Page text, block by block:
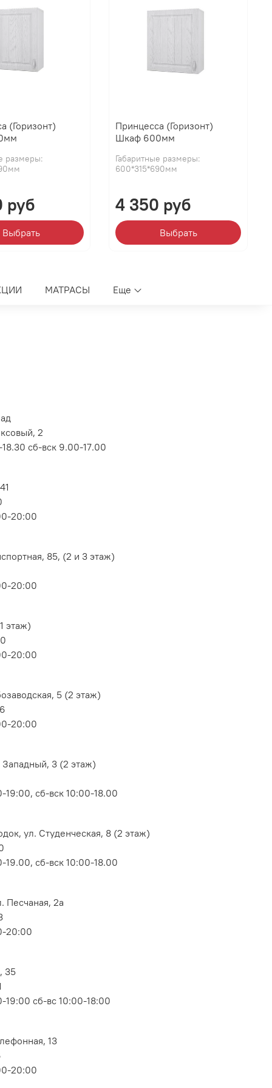
(Горизонт)
размеры:
руб
Выбрать
Принцесса (Горизонт)
Шкаф 600мм
Габаритные размеры:
600*315*690мм
4 350 руб
Выбрать
МАТРАСЫ Еще
2
сб-вск 9.00-17.00
20:00
85, (2 и 3 этаж)
20:00
этаж)
20:00
5 (2 этаж)
20:00
3 (2 этаж)
сб-вск 10:00-18.00
ул. Студенческая, 8 (2 этаж)
сб-вск 10:00-18.00
Песчаная, 2а
20:00
35
19:00 сб-вс 10:00-18:00
13
20:00